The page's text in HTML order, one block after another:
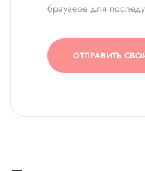
браузере для
ОТПРАВИТЬ